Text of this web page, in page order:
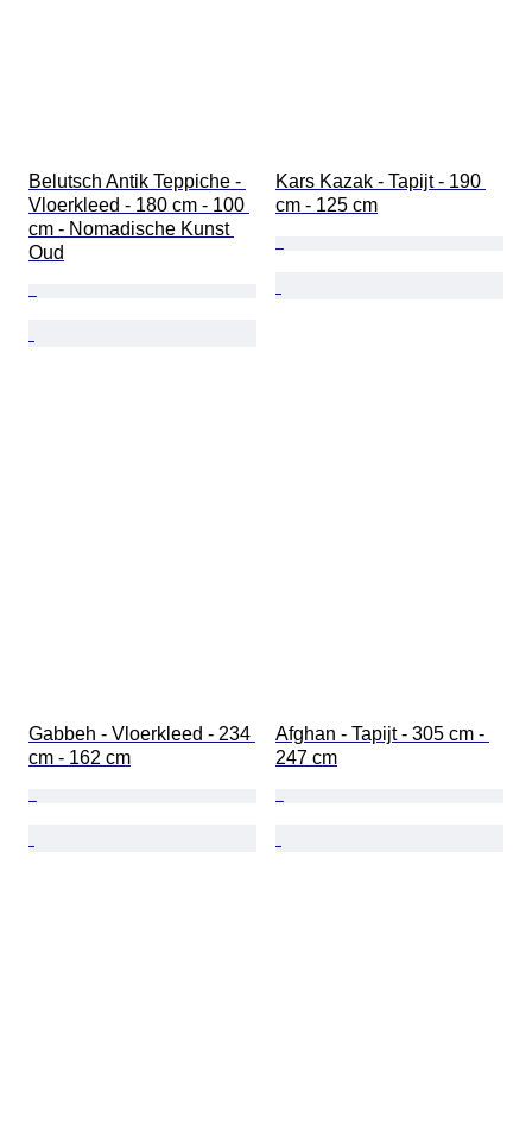
Belutsch Antik Teppiche -
Vloerkleed - 180 cm - 100
cm - Nomadische Kunst
Oud
Kars Kazak - Tapijt - 190
cm - 125 cm
Gabbeh - Vloerkleed - 234
cm - 162 cm
Afghan - Tapijt - 305 cm -
247 cm